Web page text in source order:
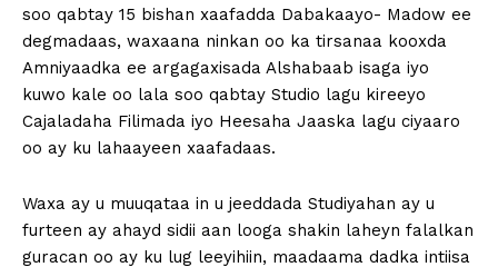
soo qabtay 15 bishan xaafadda Dabakaayo- Madow ee
degmadaas, waxaana ninkan oo ka tirsanaa kooxda
Amniyaadka ee argagaxisada Alshabaab isaga iyo
kuwo kale oo lala soo qabtay Studio lagu kireeyo
Cajaladaha Filimada iyo Heesaha Jaaska lagu ciyaaro
oo ay ku lahaayeen xaafadaas.
Waxa ay u muuqataa in u jeeddada Studiyahan ay u
furteen ay ahayd sidii aan looga shakin laheyn falalkan
guracan oo ay ku lug leeyihiin, maadaama dadka intiisa